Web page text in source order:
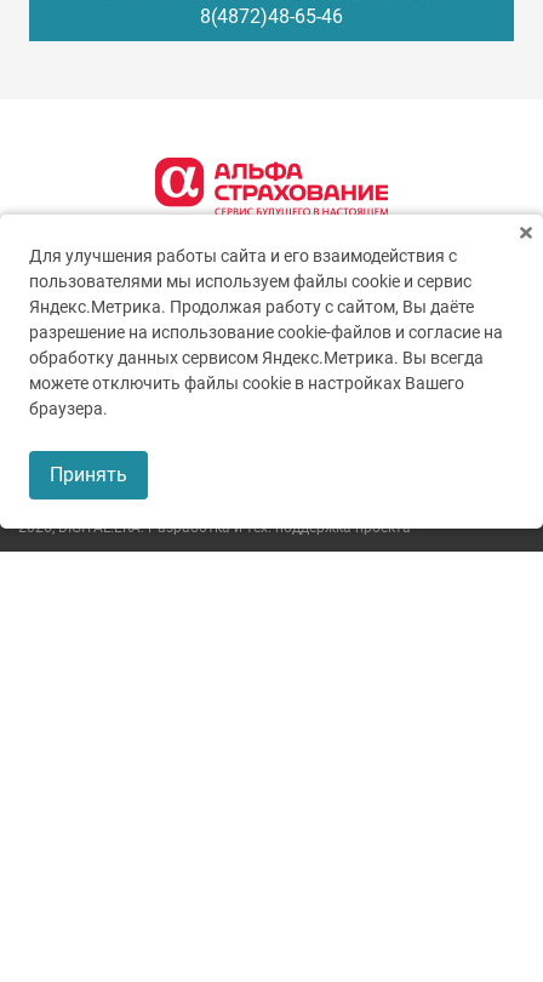
8(4872)48-65-46
2026,DIGITAL.ERA. Разработка и тех. поддержка проекта
Для улучшения работы сайта и его взаимодействия с
пользователями мы используем файлы cookie и сервис
Яндекс.Метрика. Продолжая работу с сайтом, Вы даёте
разрешение на использование cookie-файлов и согласие на
обработку данных сервисом Яндекс.Метрика. Вы всегда
можете отключить файлы cookie в настройках Вашего
браузера.
Принять